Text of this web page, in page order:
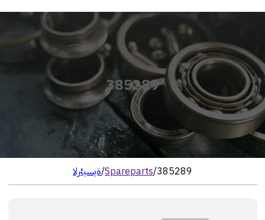
385289
الرئيسية/Spareparts/385289